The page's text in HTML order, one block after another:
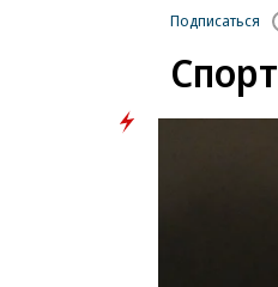
Подписаться
Спорт